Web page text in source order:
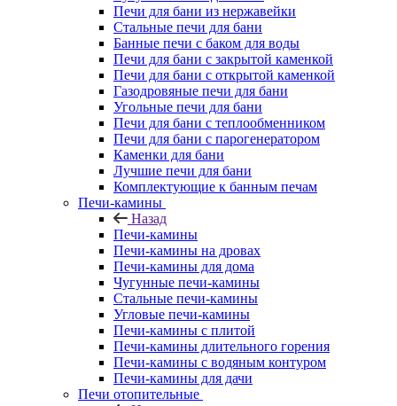
Печи для бани из нержавейки
Стальные печи для бани
Банные печи с баком для воды
Печи для бани с закрытой каменкой
Печи для бани с открытой каменкой
Газодровяные печи для бани
Угольные печи для бани
Печи для бани с теплообменником
Печи для бани с парогенератором
Каменки для бани
Лучшие печи для бани
Комплектующие к банным печам
Печи-камины
Назад
Печи-камины
Печи-камины на дровах
Печи-камины для дома
Чугунные печи-камины
Стальные печи-камины
Угловые печи-камины
Печи-камины с плитой
Печи-камины длительного горения
Печи-камины с водяным контуром
Печи-камины для дачи
Печи отопительные